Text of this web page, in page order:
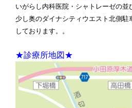
いがらし内科医院・シャトレーゼの並
少し奥のダイナシティウエスト北側
しております。。
★診療所地図★